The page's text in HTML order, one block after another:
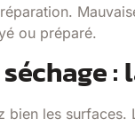
ou préparé.
les